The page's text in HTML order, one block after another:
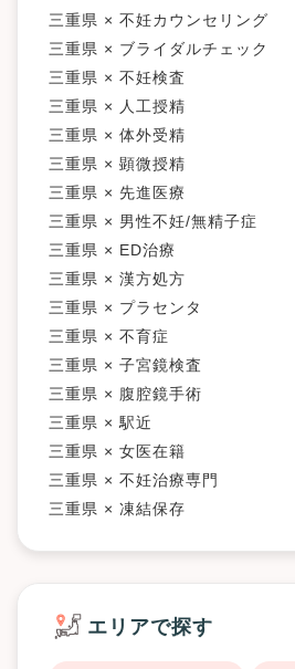
三重県 × 不妊カウンセリング
三重県 × ブライダルチェック
三重県 × 不妊検査
三重県 × 人工授精
三重県 × 体外受精
三重県 × 顕微授精
三重県 × 先進医療
三重県 × 男性不妊/無精子症
三重県 × ED治療
三重県 × 漢方処方
三重県 × プラセンタ
三重県 × 不育症
三重県 × 子宮鏡検査
三重県 × 腹腔鏡手術
三重県 × 駅近
三重県 × 女医在籍
三重県 × 不妊治療専門
三重県 × 凍結保存
エリアで探す